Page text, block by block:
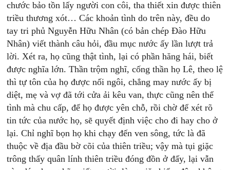
chước bảo tồn lấy người con côi, tha thiết xin được thiên
triều thương xót… Các khoản tình do trên này, đều do
tay tri phủ Nguyễn Hữu Nhân (có bản chép Đào Hữu
Nhân) viết thành câu hỏi, đầu mục nước ấy lần lượt trả
lời. Xét ra, họ cũng thật tình, lại có phần hăng hái, biết
được nghĩa lớn. Thần trộm nghĩ, cống thần họ Lê, theo lệ
thì tự tôn của họ được nối ngôi, chẳng may nước ấy bị
diệt, mẹ và vợ đã tới cửa ải kêu van, thực cũng nên thể
tình mà chu cấp, để họ được yên chỗ, rồi chờ để xét rõ
tin tức của nước họ, sẽ quyết định việc cho đi hay cho ở
lại. Chỉ nghĩ bọn họ khi chạy đến ven sông, tức là đã
thuộc về địa đầu bờ cõi của thiên triều; vậy mà tụi giặc
trông thấy quân lính thiên triều đóng đồn ở đấy, lại vẫn